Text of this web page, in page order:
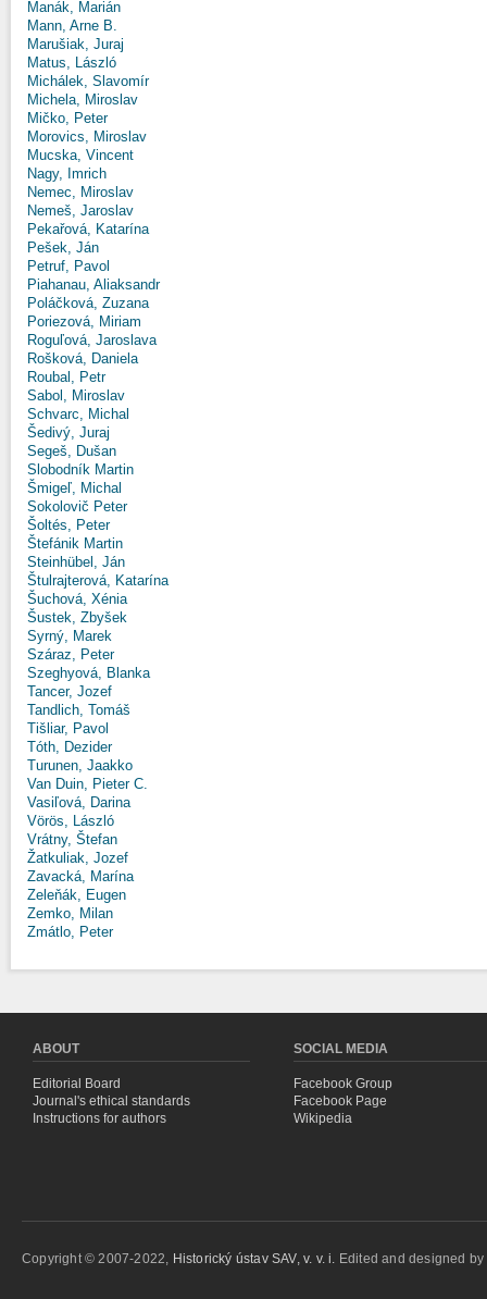
Manák, Marián
Mann, Arne B.
Marušiak, Juraj
Matus, László
Michálek, Slavomír
Michela, Miroslav
Mičko, Peter
Morovics, Miroslav
Mucska, Vincent
Nagy, Imrich
Nemec, Miroslav
Nemeš, Jaroslav
Pekařová, Katarína
Pešek, Ján
Petruf, Pavol
Piahanau, Aliaksandr
Poláčková, Zuzana
Poriezová, Miriam
Roguľová, Jaroslava
Rošková, Daniela
Roubal, Petr
Sabol, Miroslav
Schvarc, Michal
Šedivý, Juraj
Segeš, Dušan
Slobodník Martin
Šmigeľ, Michal
Sokolovič Peter
Šoltés, Peter
Štefánik Martin
Steinhübel, Ján
Štulrajterová, Katarína
Šuchová, Xénia
Šustek, Zbyšek
Syrný, Marek
Száraz, Peter
Szeghyová, Blanka
Tancer, Jozef
Tandlich, Tomáš
Tišliar, Pavol
Tóth, Dezider
Turunen, Jaakko
Van Duin, Pieter C.
Vasiľová, Darina
Vörös, László
Vrátny, Štefan
Žatkuliak, Jozef
Zavacká, Marína
Zeleňák, Eugen
Zemko, Milan
Zmátlo, Peter
ABOUT
Editorial Board
Journal's ethical standards
Instructions for authors
SOCIAL MEDIA
Facebook Group
Facebook Page
Wikipedia
Copyright © 2007-2022, Historický ústav SAV, v. v. i. Edited and designed by